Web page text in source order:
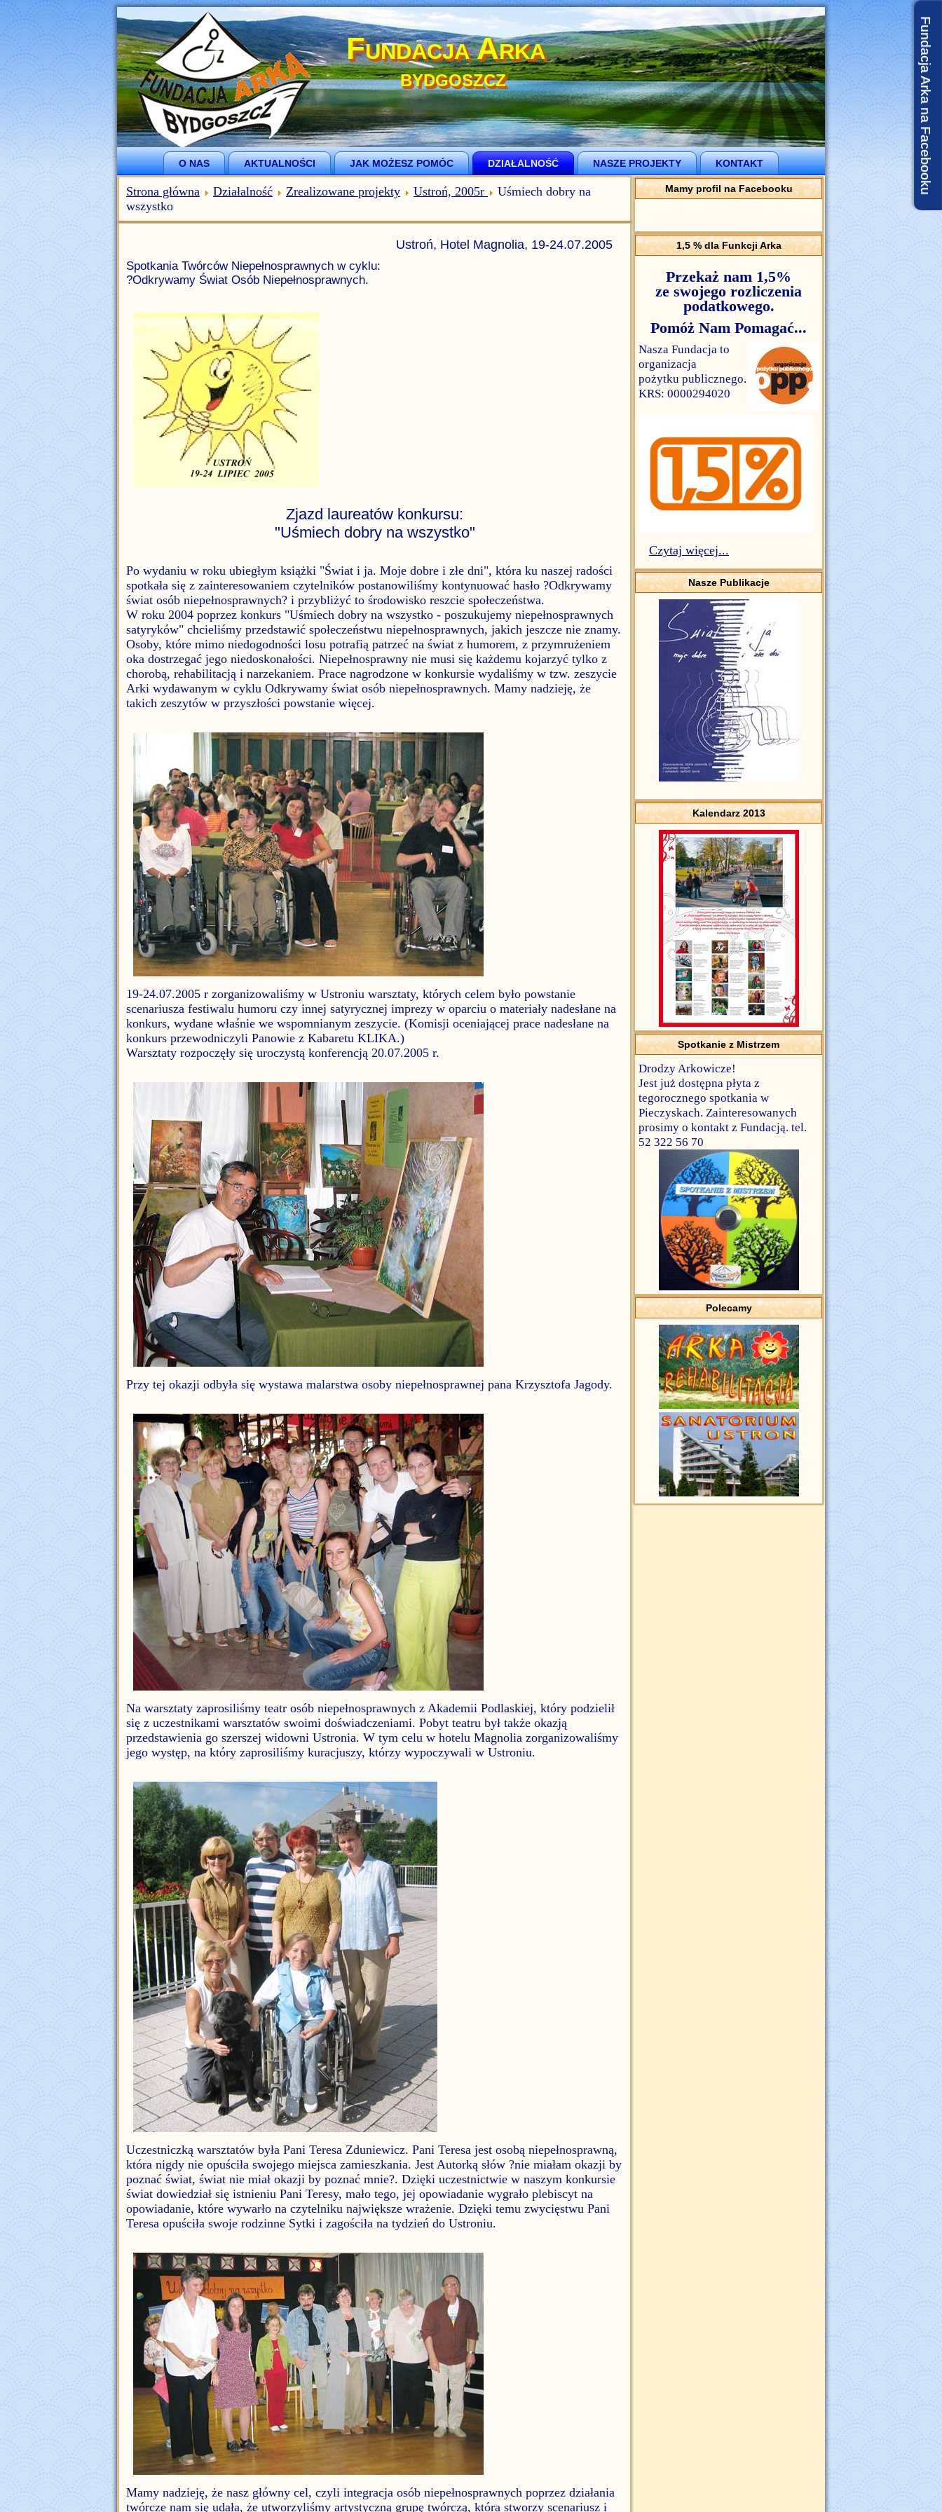
Fundacja Arka
BYDGOSZCZ
O NAS AKTUALNOŚCI JAK MOŻESZ POMÓC DZIAŁALNOŚĆ NASZE PROJEKTY KONTAKT
Strona główna Działalność Zrealizowane projekty Ustroń, 2005r
Uśmiech dobry na
wszystko
Ustroń, Hotel Magnolia, 19-24.07.2005
Spotkania Twórców Niepełnosprawnych w cyklu:
?Odkrywamy Świat Osób Niepełnosprawnych.
Zjazd laureatów konkursu:
"Uśmiech dobry na wszystko"
Po wydaniu w roku ubiegłym książki "Świat i ja. Moje dobre i złe dni", która ku naszej radości
spotkała się z zainteresowaniem czytelników postanowiliśmy kontynuować hasło ?Odkrywamy
świat osób niepełnosprawnych? i przybliżyć to środowisko reszcie społeczeństwa.
W roku 2004 poprzez konkurs "Uśmiech dobry na wszystko - poszukujemy niepełnosprawnych
satyryków" chcieliśmy przedstawić społeczeństwu niepełnosprawnych, jakich jeszcze nie znamy.
Osoby, które mimo niedogodności losu potrafią patrzeć na świat z humorem, z przymrużeniem
oka dostrzegać jego niedoskonałości. Niepełnosprawny nie musi się każdemu kojarzyć tylko z
chorobą, rehabilitacją i narzekaniem. Prace nagrodzone w konkursie wydaliśmy w tzw. zeszycie
Arki wydawanym w cyklu Odkrywamy świat osób niepełnosprawnych. Mamy nadzieję, że
takich zeszytów w przyszłości powstanie więcej.
19-24.07.2005 r zorganizowaliśmy w Ustroniu warsztaty, których celem było powstanie
scenariusza festiwalu humoru czy innej satyrycznej imprezy w oparciu o materiały nadesłane na
konkurs, wydane właśnie we wspomnianym zeszycie. (Komisji oceniającej prace nadesłane na
konkurs przewodniczyli Panowie z Kabaretu KLIKA.)
Warsztaty rozpoczęły się uroczystą konferencją 20.07.2005 r.
Przy tej okazji odbyła się wystawa malarstwa osoby niepełnosprawnej pana Krzysztofa Jagody.
Na warsztaty zaprosiliśmy teatr osób niepełnosprawnych z Akademii Podlaskiej, który podzielił
się z uczestnikami warsztatów swoimi doświadczeniami. Pobyt teatru był także okazją
przedstawienia go szerszej widowni Ustronia. W tym celu w hotelu Magnolia zorganizowaliśmy
jego występ, na który zaprosiliśmy kuracjuszy, którzy wypoczywali w Ustroniu.
Uczestniczką warsztatów była Pani Teresa Zduniewicz. Pani Teresa jest osobą niepełnosprawną,
która nigdy nie opuściła swojego miejsca zamieszkania. Jest Autorką słów ?nie miałam okazji by
poznać świat, świat nie miał okazji by poznać mnie?. Dzięki uczestnictwie w naszym konkursie
świat dowiedział się istnieniu Pani Teresy, mało tego, jej opowiadanie wygrało plebiscyt na
opowiadanie, które wywarło na czytelniku największe wrażenie. Dzięki temu zwycięstwu Pani
Teresa opuściła swoje rodzinne Sytki i zagościła na tydzień do Ustroniu.
Mamy nadzieję, że nasz główny cel, czyli integracja osób niepełnosprawnych poprzez działania
twórcze nam się udała, że utworzyliśmy artystyczną grupę twórczą, która stworzy scenariusz i
Mamy profil na Facebooku
1,5 % dla Funkcji Arka
Przekaż nam 1,5%
ze swojego rozliczenia
podatkowego.
Pomóż Nam Pomagać...
Nasza Fundacja to
organizacja
pożytku publicznego.
KRS: 0000294020
Czytaj więcej...
Nasze Publikacje
Kalendarz 2013
Spotkanie z Mistrzem
Drodzy Arkowicze!
Jest już dostępna płyta z
tegorocznego spotkania w
Pieczyskach. Zainteresowanych
prosimy o kontakt z Fundacją. tel.
52 322 56 70
Polecamy
Fundacja Arka na Facebooku